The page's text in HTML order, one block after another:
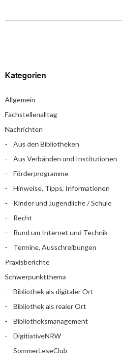
Kategorien
Allgemein
Fachstellenalltag
Nachrichten
Aus den Bibliotheken
Aus Verbänden und Institutionen
Förderprogramme
Hinweise, Tipps, Informationen
Kinder und Jugendliche / Schule
Recht
Rund um Internet und Technik
Termine, Ausschreibungen
Praxisberichte
Schwerpunktthema
Bibliothek als digitaler Ort
Bibliothek als realer Ort
Bibliotheksmanagement
DigitiativeNRW
SommerLeseClub